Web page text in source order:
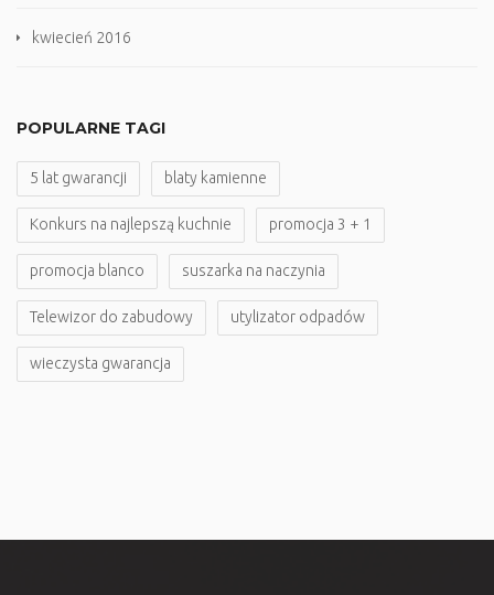
kwiecień 2016
POPULARNE TAGI
5 lat gwarancji blaty kamienne
Konkurs na najlepszą kuchnie promocja 3 + 1
promocja blanco suszarka na naczynia
Telewizor do zabudowy utylizator odpadów
wieczysta gwarancja